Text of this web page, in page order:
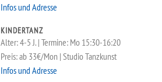
Infos und Adresse
KINDERTANZ
Alter: 4-5 J. | Termine: Mo 15:30-16:20
Preis: ab 33€/Mon | Studio Tanzkunst
Infos und Adresse